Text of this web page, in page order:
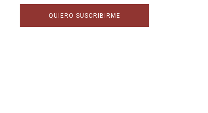
QUIERO SUSCRIBIRME